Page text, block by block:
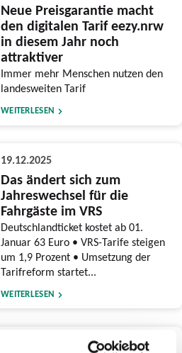
Neue Preisgarantie macht
den digitalen Tarif eezy.nrw
in diesem Jahr noch
attraktiver
Immer mehr Menschen nutzen den
landesweiten Tarif
WEITERLESEN
19.12.2025
Das ändert sich zum
Jahreswechsel für die
Fahrgäste im VRS
Deutschlandticket kostet ab 01.
Januar 63 Euro • VRS-Tarife steigen
um 1,9 Prozent • Umsetzung der
Tarifreform startet...
WEITERLESEN